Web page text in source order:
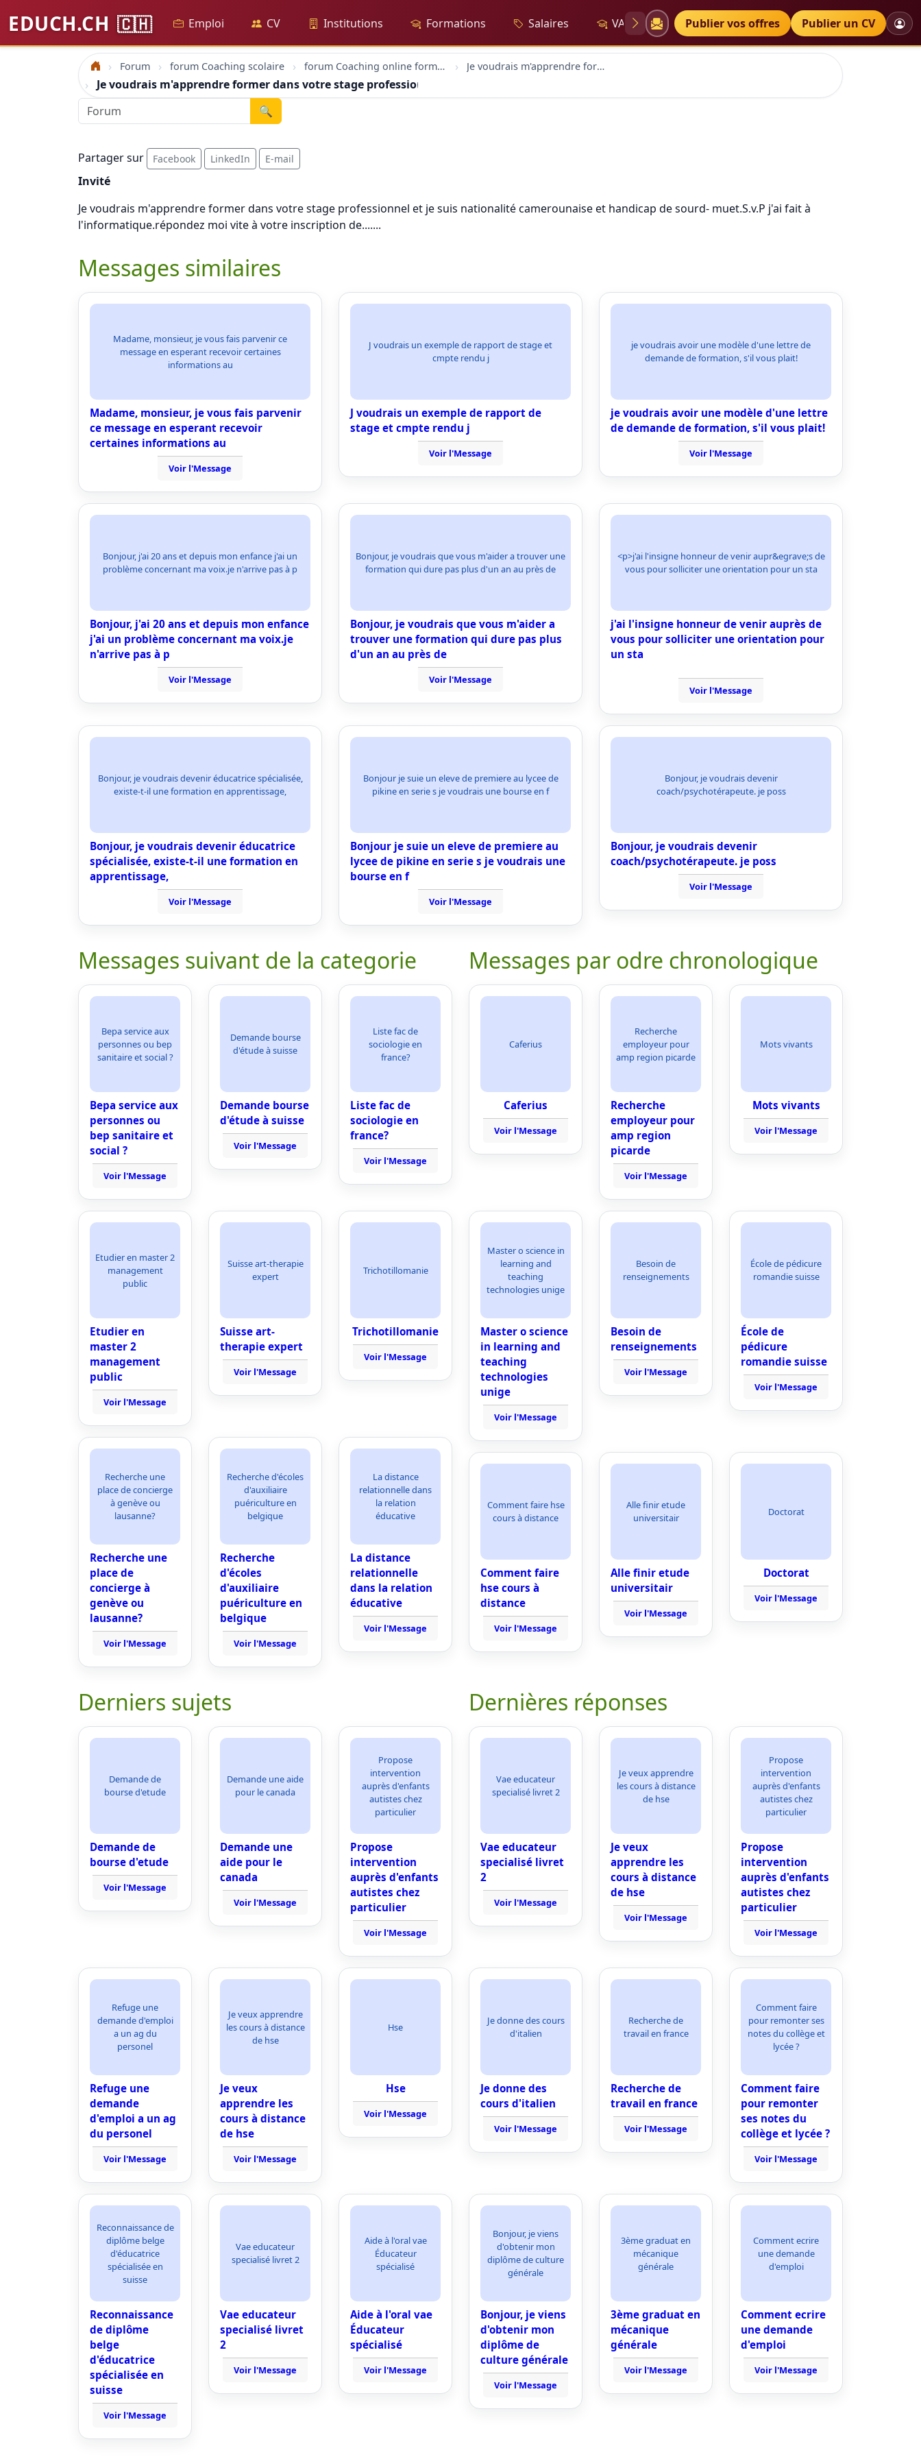
EDUCH.CH 🇨🇭 Emploi CV Institutions Formations Salaires VAE Diplômes Petites annonces
Publier vos offres Publier un CV
Accueil Forum forum Coaching scolaire forum Coaching online formation professionelle emploi education Je voudrais m'apprendre former dans votre stage professionne
Je voudrais m'apprendre former dans votre stage professionne
🔍
Partager sur Facebook LinkedIn E-mail
Invité
Je voudrais m'apprendre former dans votre stage professionnel et je suis nationalité camerounaise et handicap de sourd- muet.S.v.P j'ai fait à
l'informatique.répondez moi vite à votre inscription de.......
Messages similaires
Madame, monsieur, je vous fais parvenir ce
message en esperant recevoir certaines
informations au
Madame, monsieur, je vous fais parvenir
ce message en esperant recevoir
certaines informations au
Voir l'Message
J voudrais un exemple de rapport de stage et
cmpte rendu j
J voudrais un exemple de rapport de
stage et cmpte rendu j
Voir l'Message
je voudrais avoir une modèle d'une lettre de
demande de formation, s'il vous plait!
je voudrais avoir une modèle d'une lettre
de demande de formation, s'il vous plait!
Voir l'Message
Bonjour, j'ai 20 ans et depuis mon enfance j'ai un
problème concernant ma voix.je n'arrive pas à p
Bonjour, j'ai 20 ans et depuis mon enfance
j'ai un problème concernant ma voix.je
n'arrive pas à p
Voir l'Message
Bonjour, je voudrais que vous m'aider a trouver une
formation qui dure pas plus d'un an au près de
Bonjour, je voudrais que vous m'aider a
trouver une formation qui dure pas plus
d'un an au près de
Voir l'Message
<p>j'ai l'insigne honneur de venir aupr&egrave;s de
vous pour solliciter une orientation pour un sta
j'ai l'insigne honneur de venir auprès de
vous pour solliciter une orientation pour
un sta
Voir l'Message
Bonjour, je voudrais devenir éducatrice spécialisée,
existe-t-il une formation en apprentissage,
Bonjour, je voudrais devenir éducatrice
spécialisée, existe-t-il une formation en
apprentissage,
Voir l'Message
Bonjour je suie un eleve de premiere au lycee de
pikine en serie s je voudrais une bourse en f
Bonjour je suie un eleve de premiere au
lycee de pikine en serie s je voudrais une
bourse en f
Voir l'Message
Bonjour, je voudrais devenir
coach/psychotérapeute. je poss
Bonjour, je voudrais devenir
coach/psychotérapeute. je poss
Voir l'Message
Messages suivant de la categorie
Bepa service aux
personnes ou bep
sanitaire et social ?
Bepa service aux
personnes ou
bep sanitaire et
social ?
Voir l'Message
Demande bourse
d'étude à suisse
Demande bourse
d'étude à suisse
Voir l'Message
Liste fac de
sociologie en
france?
Liste fac de
sociologie en
france?
Voir l'Message
Etudier en master 2
management
public
Etudier en
master 2
management
public
Voir l'Message
Suisse art-therapie
expert
Suisse art-
therapie expert
Voir l'Message
Trichotillomanie
Trichotillomanie
Voir l'Message
Recherche une
place de concierge
à genève ou
lausanne?
Recherche une
place de
concierge à
genève ou
lausanne?
Voir l'Message
Recherche d'écoles
d'auxiliaire
puériculture en
belgique
Recherche
d'écoles
d'auxiliaire
puériculture en
belgique
Voir l'Message
La distance
relationnelle dans
la relation
éducative
La distance
relationnelle
dans la relation
éducative
Voir l'Message
Messages par odre chronologique
Caferius
Caferius
Voir l'Message
Recherche
employeur pour
amp region picarde
Recherche
employeur pour
amp region
picarde
Voir l'Message
Mots vivants
Mots vivants
Voir l'Message
Master o science in
learning and
teaching
technologies unige
Master o science
in learning and
teaching
technologies
unige
Voir l'Message
Besoin de
renseignements
Besoin de
renseignements
Voir l'Message
École de pédicure
romandie suisse
École de
pédicure
romandie suisse
Voir l'Message
Comment faire hse
cours à distance
Comment faire
hse cours à
distance
Voir l'Message
Alle finir etude
universitair
Alle finir etude
universitair
Voir l'Message
Doctorat
Doctorat
Voir l'Message
Derniers sujets
Demande de
bourse d'etude
Demande de
bourse d'etude
Voir l'Message
Demande une aide
pour le canada
Demande une
aide pour le
canada
Voir l'Message
Propose
intervention
auprès d'enfants
autistes chez
particulier
Propose
intervention
auprès d'enfants
autistes chez
particulier
Voir l'Message
Refuge une
demande d'emploi
a un ag du
personel
Refuge une
demande
d'emploi a un ag
du personel
Voir l'Message
Je veux apprendre
les cours à distance
de hse
Je veux
apprendre les
cours à distance
de hse
Voir l'Message
Hse
Hse
Voir l'Message
Reconnaissance de
diplôme belge
d'éducatrice
spécialisée en
suisse
Reconnaissance
de diplôme
belge
d'éducatrice
spécialisée en
suisse
Voir l'Message
Vae educateur
specialisé livret 2
Vae educateur
specialisé livret
2
Voir l'Message
Aide à l'oral vae
Éducateur
spécialisé
Aide à l'oral vae
Éducateur
spécialisé
Voir l'Message
Dernières réponses
Vae educateur
specialisé livret 2
Vae educateur
specialisé livret
2
Voir l'Message
Je veux apprendre
les cours à distance
de hse
Je veux
apprendre les
cours à distance
de hse
Voir l'Message
Propose
intervention
auprès d'enfants
autistes chez
particulier
Propose
intervention
auprès d'enfants
autistes chez
particulier
Voir l'Message
Je donne des cours
d'italien
Je donne des
cours d'italien
Voir l'Message
Recherche de
travail en france
Recherche de
travail en france
Voir l'Message
Comment faire
pour remonter ses
notes du collège et
lycée ?
Comment faire
pour remonter
ses notes du
collège et lycée ?
Voir l'Message
Bonjour, je viens
d'obtenir mon
diplôme de culture
générale
Bonjour, je viens
d'obtenir mon
diplôme de
culture générale
Voir l'Message
3ème graduat en
mécanique
générale
3ème graduat en
mécanique
générale
Voir l'Message
Comment ecrire
une demande
d'emploi
Comment ecrire
une demande
d'emploi
Voir l'Message